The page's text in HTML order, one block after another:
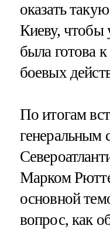
оказать
Киеву, чтобы
была готова
боевых
По итогам
генеральным
Марком
основной
вопрос, как